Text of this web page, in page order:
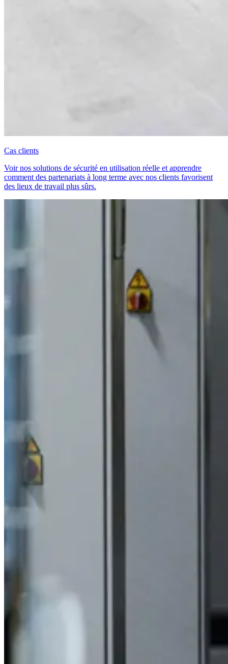
Cas clients
Voir nos solutions de sécurité en utilisation réelle et apprendre
comment des partenariats à long terme avec nos clients favorisent
des lieux de travail plus sûrs.